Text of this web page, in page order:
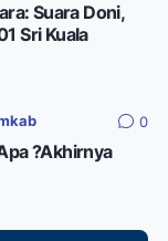
Suara Doni,
Sri Kuala
0
?Akhirnya